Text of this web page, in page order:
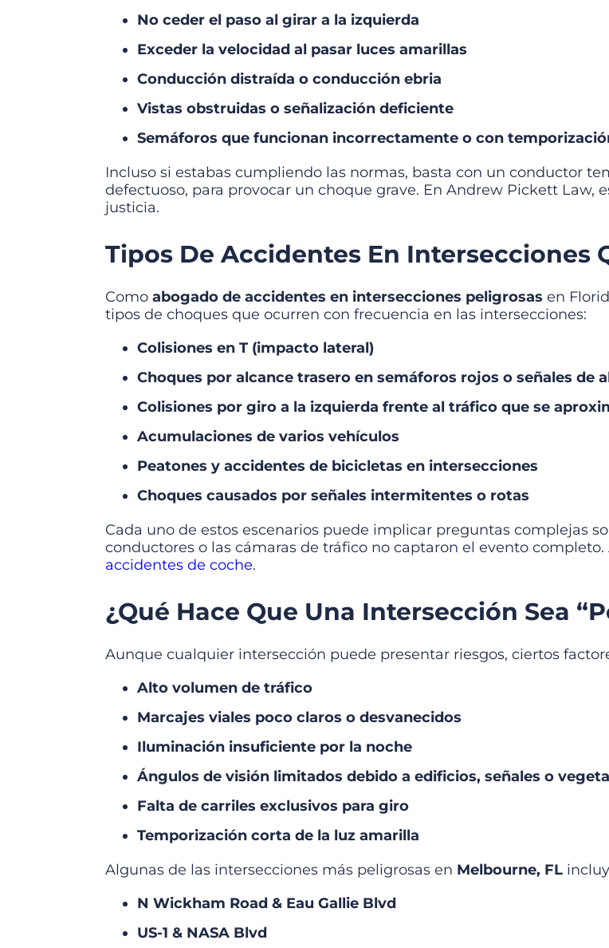
No ceder el paso al girar a la izquierda
Exceder la velocidad al pasar luces amarillas
Conducción distraída o conducción ebria
Vistas obstruidas o señalización deficiente
Semáforos que funcionan incorrectamente o con
Incluso si estabas cumpliendo las normas, basta con un conductor
defectuoso, para provocar un choque grave. En Andrew Pickett Law,
justicia.
Tipos De Accidentes En Intersecciones
Como abogado de accidentes en intersecciones peligrosas en
tipos de choques que ocurren con frecuencia en las intersecciones:
Colisiones en T (impacto lateral)
Choques por alcance trasero en semáforos rojos o señales de
Colisiones por giro a la izquierda frente al tráfico que se
Acumulaciones de varios vehículos
Peatones y accidentes de bicicletas en intersecciones
Choques causados por señales intermitentes o rotas
Cada uno de estos escenarios puede implicar preguntas complejas
conductores o las cámaras de tráfico no captaron el evento
accidentes de coche.
¿Qué Hace Que Una Intersección Sea
Aunque cualquier intersección puede presentar riesgos, ciertos
Alto volumen de tráfico
Marcajes viales poco claros o desvanecidos
Iluminación insuficiente por la noche
Ángulos de visión limitados debido a edificios, señales o
Falta de carriles exclusivos para giro
Temporización corta de la luz amarilla
Algunas de las intersecciones más peligrosas en Melbourne, FL
N Wickham Road & Eau Gallie Blvd
US-1 & NASA Blvd